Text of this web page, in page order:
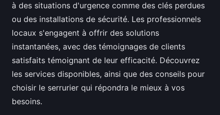
à des situations d'urgence comme des clés perdues
ou des installations de sécurité. Les professionnels
locaux s'engagent à offrir des solutions
instantanées, avec des témoignages de clients
satisfaits témoignant de leur efficacité. Découvrez
les services disponibles, ainsi que des conseils pour
choisir le serrurier qui répondra le mieux à vos
besoins.